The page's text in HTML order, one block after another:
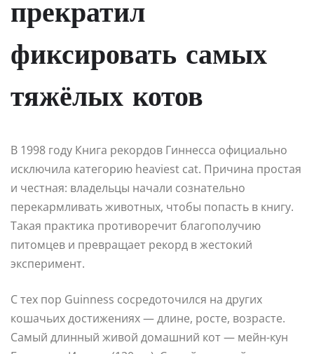
прекратил
фиксировать самых
тяжёлых котов
В 1998 году Книга рекордов Гиннесса официально
исключила категорию heaviest cat. Причина простая
и честная: владельцы начали сознательно
перекармливать животных, чтобы попасть в книгу.
Такая практика противоречит благополучию
питомцев и превращает рекорд в жестокий
эксперимент.
С тех пор Guinness сосредоточился на других
кошачьих достижениях — длине, росте, возрасте.
Самый длинный живой домашний кот — мейн-кун